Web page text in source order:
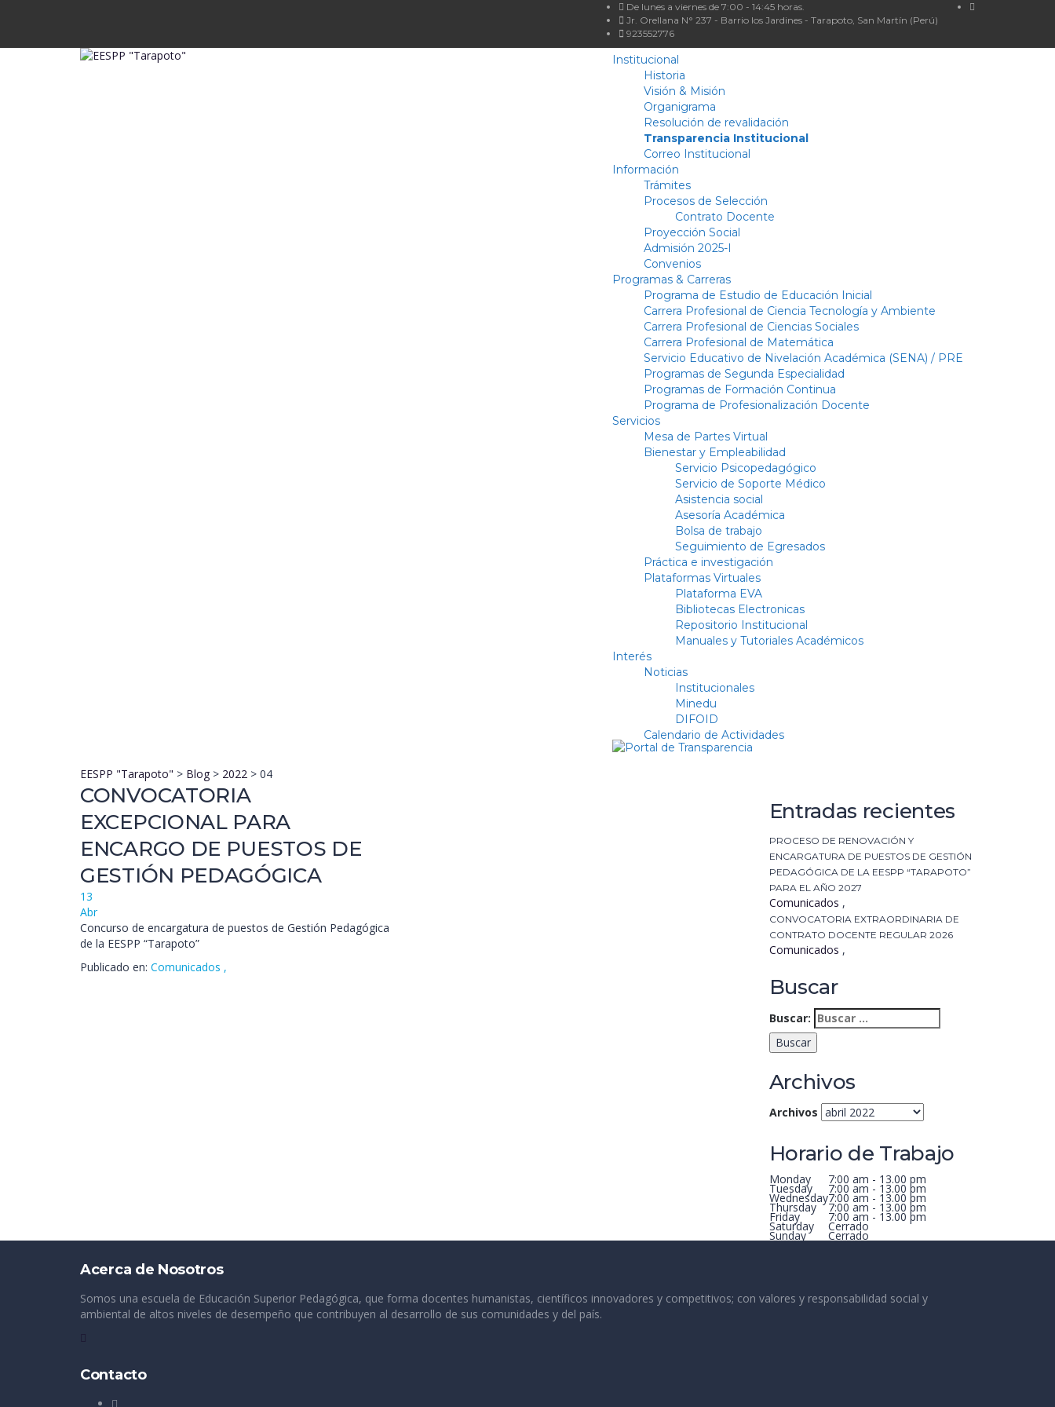
De lunes a viernes de 7:00 - 14:45 horas.
Jr. Orellana N° 237 - Barrio los Jardines - Tarapoto, San Martín (Perú)
923552776
Institucional
Historia
Visión & Misión
Organigrama
Resolución de revalidación
Transparencia Institucional
Correo Institucional
Información
Trámites
Procesos de Selección
Contrato Docente
Proyección Social
Admisión 2025-I
Convenios
Programas & Carreras
Programa de Estudio de Educación Inicial
Carrera Profesional de Ciencia Tecnología y Ambiente
Carrera Profesional de Ciencias Sociales
Carrera Profesional de Matemática
Servicio Educativo de Nivelación Académica (SENA) / PRE
Programas de Segunda Especialidad
Programas de Formación Continua
Programa de Profesionalización Docente
Servicios
Mesa de Partes Virtual
Bienestar y Empleabilidad
Servicio Psicopedagógico
Servicio de Soporte Médico
Asistencia social
Asesoría Académica
Bolsa de trabajo
Seguimiento de Egresados
Práctica e investigación
Plataformas Virtuales
Plataforma EVA
Bibliotecas Electronicas
Repositorio Institucional
Manuales y Tutoriales Académicos
Interés
Noticias
Institucionales
Minedu
DIFOID
Calendario de Actividades
EESPP "Tarapoto" > Blog > 2022 > 04
CONVOCATORIA
EXCEPCIONAL PARA
ENCARGO DE PUESTOS DE
GESTIÓN PEDAGÓGICA
13
Abr
Concurso de encargatura de puestos de Gestión Pedagógica
de la EESPP “Tarapoto”
Publicado en: Comunicados ,
Entradas recientes
PROCESO DE RENOVACIÓN Y
ENCARGATURA DE PUESTOS DE GESTIÓN
PEDAGÓGICA DE LA EESPP “TARAPOTO”
PARA EL AÑO 2027
Comunicados ,
CONVOCATORIA EXTRAORDINARIA DE
CONTRATO DOCENTE REGULAR 2026
Comunicados ,
Buscar
Buscar:
Archivos
Archivos
Horario de Trabajo
Monday 7:00 am - 13.00 pm
Tuesday 7:00 am - 13.00 pm
Wednesday7:00 am - 13.00 pm
Thursday 7:00 am - 13.00 pm
Friday 7:00 am - 13.00 pm
Saturday Cerrado
Sunday Cerrado
Acerca de Nosotros
Somos una escuela de Educación Superior Pedagógica, que forma docentes humanistas, científicos innovadores y competitivos; con valores y responsabilidad social y
ambiental de altos niveles de desempeño que contribuyen al desarrollo de sus comunidades y del país.
Contacto